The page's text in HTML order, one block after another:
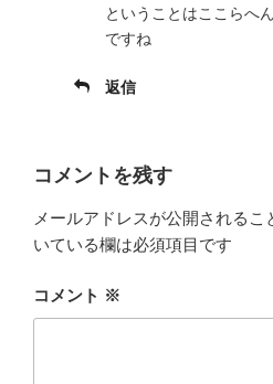
ということはここらへ
ですね
返信
コメントを残す
メールアドレスが公開されるこ
いている欄は必須項目です
コメント ※